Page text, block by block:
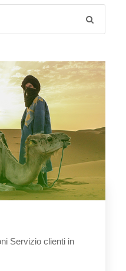
Servizio clienti in